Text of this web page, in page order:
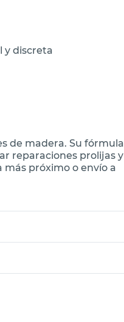
y discreta
de madera. Su fórmula
reparaciones prolijas y
próximo o envío a